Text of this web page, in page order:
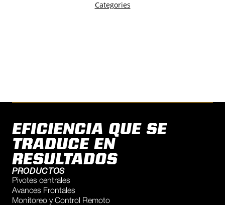
EFICIENCIA QUE SE
TRADUCE EN
RESULTADOS
PRODUCTOS
Pivotes centrales
Avances Frontales
Monitoreo y Control Remoto